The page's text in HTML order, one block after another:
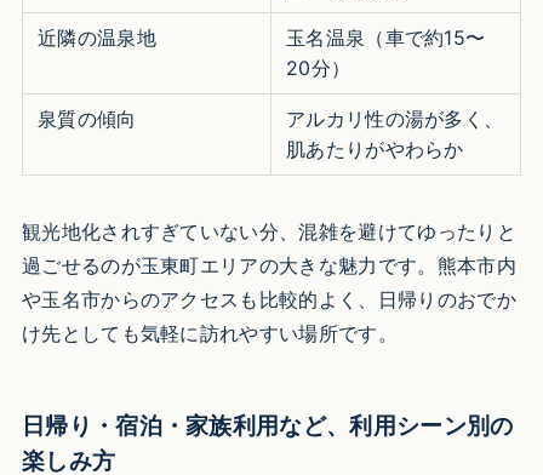
近隣の温泉地
玉名温泉（車で約15〜
20分）
泉質の傾向
アルカリ性の湯が多く、
肌あたりがやわらか
観光地化されすぎていない分、混雑を避けてゆったりと
過ごせるのが玉東町エリアの大きな魅力です。熊本市内
や玉名市からのアクセスも比較的よく、日帰りのおでか
け先としても気軽に訪れやすい場所です。
日帰り・宿泊・家族利用など、利用シーン別の
楽しみ方